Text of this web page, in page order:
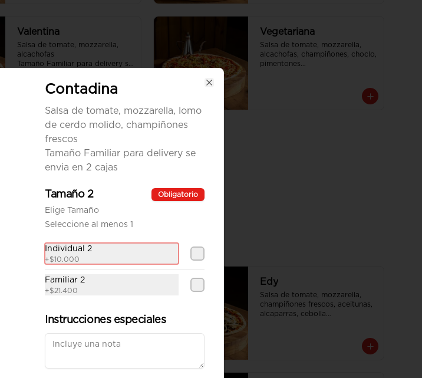
Valentina
Salsa de tomate, mozzarella,
alcachofas
Tamaño Familiar para delivery se
Vegetariana
Salsa de tomate, mozzarella,
alcachofas, champiñones, choclo,
pimentones
Delicata
Salsa de tomate, mozzarella,
Tamaño Familiar para delivery se
envia en 2 cajas
Edy
Salsa de tomate, mozzarella,
champiñones frescos, aceitunas,
alcaparras, cebolla
Contadina
Salsa de tomate, mozzarella, lomo
de cerdo molido, champiñones
frescos
Tamaño Familiar para delivery se
envia en 2 cajas
Tamaño 2 Obligatorio
Elige Tamaño
Seleccione al menos 1
Individual 2
+$10.000
Familiar 2
+$21.400
Instrucciones especiales